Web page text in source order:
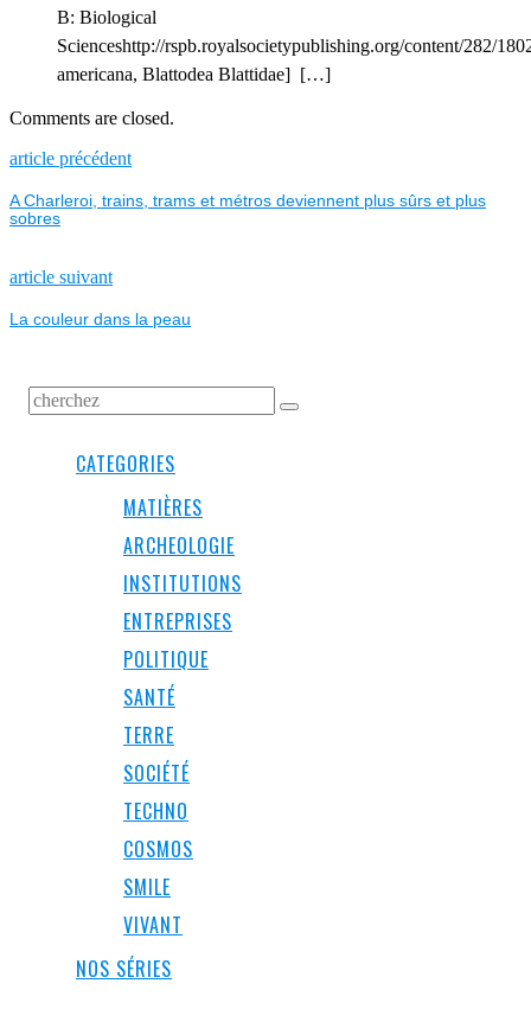
B: Biological
Scienceshttp://rspb.royalsocietypublishing.org/content/282/
americana, Blattodea Blattidae] […]
Comments are closed.
NAVIGATION
DE
L’ARTICLE
article précédentPrevious
A Charleroi, trains, trams et métros deviennent plus sûrs et plus
sobres
article suivantNext
La couleur dans la peau
CATEGORIES
MATIÈRES
ARCHEOLOGIE
INSTITUTIONS
ENTREPRISES
POLITIQUE
SANTÉ
TERRE
SOCIÉTÉ
TECHNO
COSMOS
SMILE
VIVANT
NOS SÉRIES